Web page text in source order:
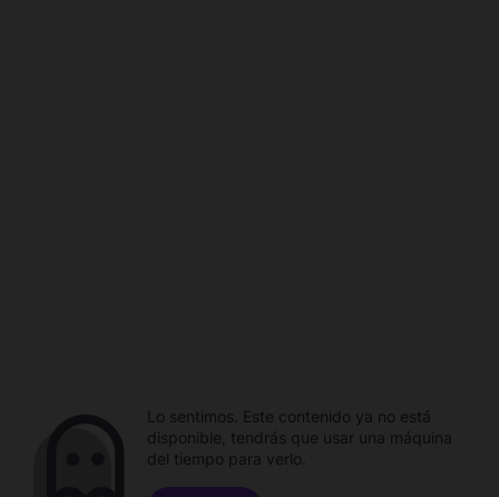
Lo sentimos. Este contenido ya no está
disponible, tendrás que usar una máquina
del tiempo para verlo.